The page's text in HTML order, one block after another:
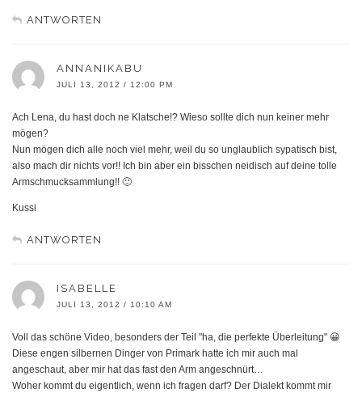
ANTWORTEN
ANNANIKABU
JULI 13, 2012 / 12:00 PM
Ach Lena, du hast doch ne Klatsche!? Wieso sollte dich nun keiner mehr
mögen?
Nun mögen dich alle noch viel mehr, weil du so unglaublich sypatisch bist,
also mach dir nichts vor!! Ich bin aber ein bisschen neidisch auf deine tolle
Armschmucksammlung!! 🙂
Kussi
ANTWORTEN
ISABELLE
JULI 13, 2012 / 10:10 AM
Voll das schöne Video, besonders der Teil "ha, die perfekte Überleitung" 😀
Diese engen silbernen Dinger von Primark hatte ich mir auch mal
angeschaut, aber mir hat das fast den Arm angeschnürt…
Woher kommt du eigentlich, wenn ich fragen darf? Der Dialekt kommt mir